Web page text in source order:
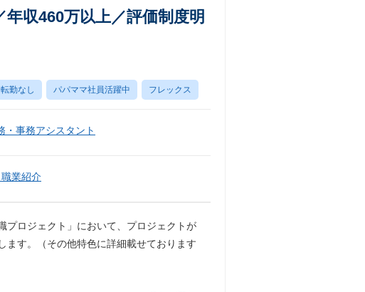
収460万以上／評価制度明
転勤なし パパママ社員活躍中 フレックス
・事務アシスタント
業紹介
プロジェクト」において、プロジェクトが
ます。（その他特色に詳細載せております